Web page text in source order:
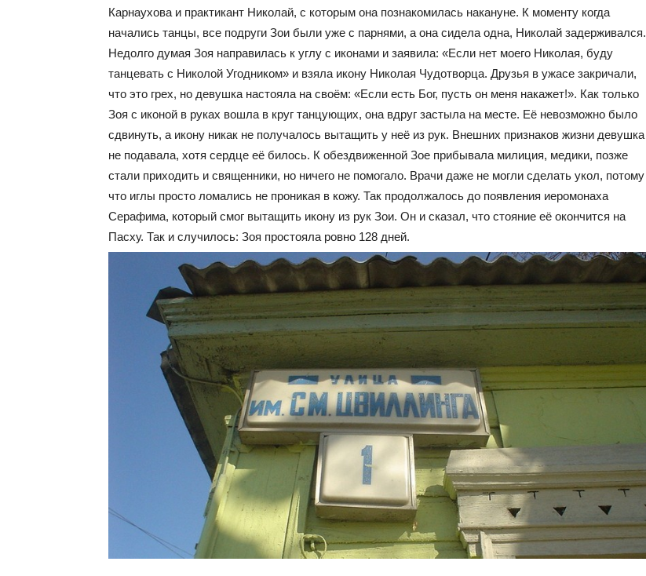
Карнаухова и практикант Николай, с которым она познакомилась накануне. К моменту когда
начались танцы, все подруги Зои были уже с парнями, а она сидела одна, Николай задерживался.
Недолго думая Зоя направилась к углу с иконами и заявила: «Если нет моего Николая, буду
танцевать с Николой Угодником» и взяла икону Николая Чудотворца. Друзья в ужасе закричали,
что это грех, но девушка настояла на своём: «Если есть Бог, пусть он меня накажет!». Как только
Зоя с иконой в руках вошла в круг танцующих, она вдруг застыла на месте. Её невозможно было
сдвинуть, а икону никак не получалось вытащить у неё из рук. Внешних признаков жизни девушка
не подавала, хотя сердце её билось. К обездвиженной Зое прибывала милиция, медики, позже
стали приходить и священники, но ничего не помогало. Врачи даже не могли сделать укол, потому
что иглы просто ломались не проникая в кожу. Так продолжалось до появления иеромонаха
Серафима, который смог вытащить икону из рук Зои. Он и сказал, что стояние её окончится на
Пасху. Так и случилось: Зоя простояла ровно 128 дней.